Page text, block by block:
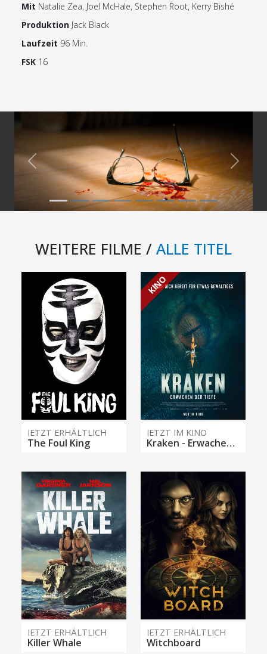
Mit Natalie Zea, Joel McHale, Stephen Root, Kerry Bishé
Produktion Jack Black
Laufzeit 96 Min.
FSK 16
Previous Next
WEITERE FILME / ALLE TITEL
JETZT ERHÄLTLICH
The Foul King
KINO
JETZT IM KINO
Kraken - Erwachen der Tiefe
JETZT ERHÄLTLICH
Killer Whale
JETZT ERHÄLTLICH
Witchboard